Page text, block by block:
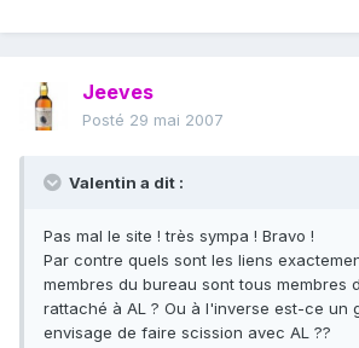
Jeeves
Posté 29 mai 2007
Valentin a dit :
Pas mal le site ! très sympa ! Bravo !
Par contre quels sont les liens
membres du bureau sont tous membres
rattaché à AL ? Ou à l'inverse est-ce un
envisage de faire scission avec AL ??